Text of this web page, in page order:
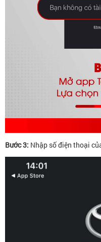
Bước 3: Nhập số điện thoại